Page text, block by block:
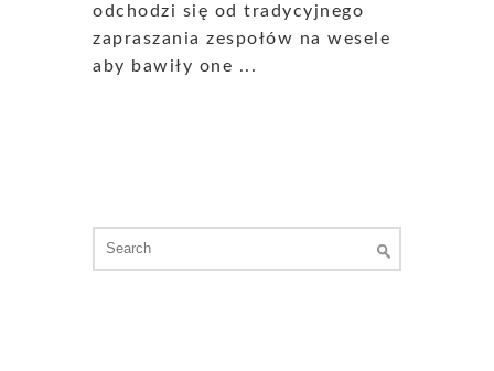
odchodzi się od tradycyjnego
zapraszania zespołów na wesele
aby bawiły one ...
for: